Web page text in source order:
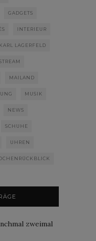
GADGETS
INTERIEUR
KARL LAGERFELD
MAILAND
MUSIK
NEWS
SCHUHE
UHREN
zweimal